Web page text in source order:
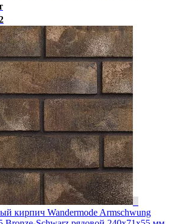
кирпич Wandermode Armschwung